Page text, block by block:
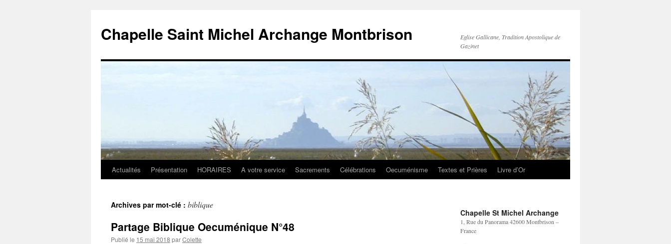
Chapelle Saint Michel Archange Montbrison
Eglise Gallicane, Tradition Apostolique de
Gazinet
Aller
contenu
Actualités Présentation HORAIRES A votre service Sacrements Célébrations Oecuménisme Textes et Prières Livre d’Or
Archives par mot-clé : biblique
Partage Biblique Oecuménique N°48
Publié le 15 mai 2018 parColette
Chapelle St Michel Archange
1, Rue du Panorama 42600 Montbrison –
France